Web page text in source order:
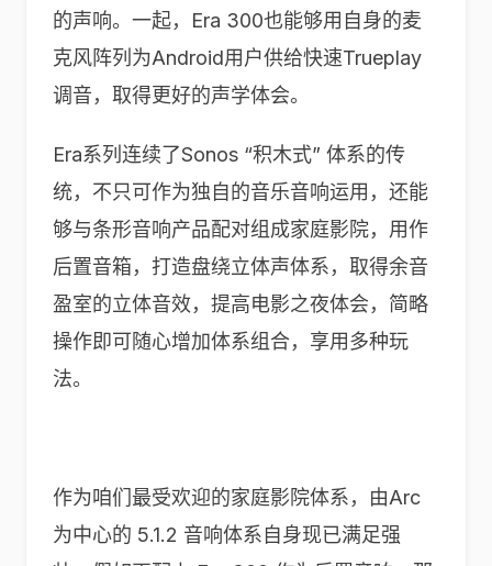
的声响。一起，Era 300也能够用自身的麦
克风阵列为Android用户供给快速Trueplay
调音，取得更好的声学体会。
Era系列连续了Sonos “积木式” 体系的传
统，不只可作为独自的音乐音响运用，还能
够与条形音响产品配对组成家庭影院，用作
后置音箱，打造盘绕立体声体系，取得余音
盈室的立体音效，提高电影之夜体会，简略
操作即可随心增加体系组合，享用多种玩
法。
作为咱们最受欢迎的家庭影院体系，由Arc
为中心的 5.1.2 音响体系自身现已满足强